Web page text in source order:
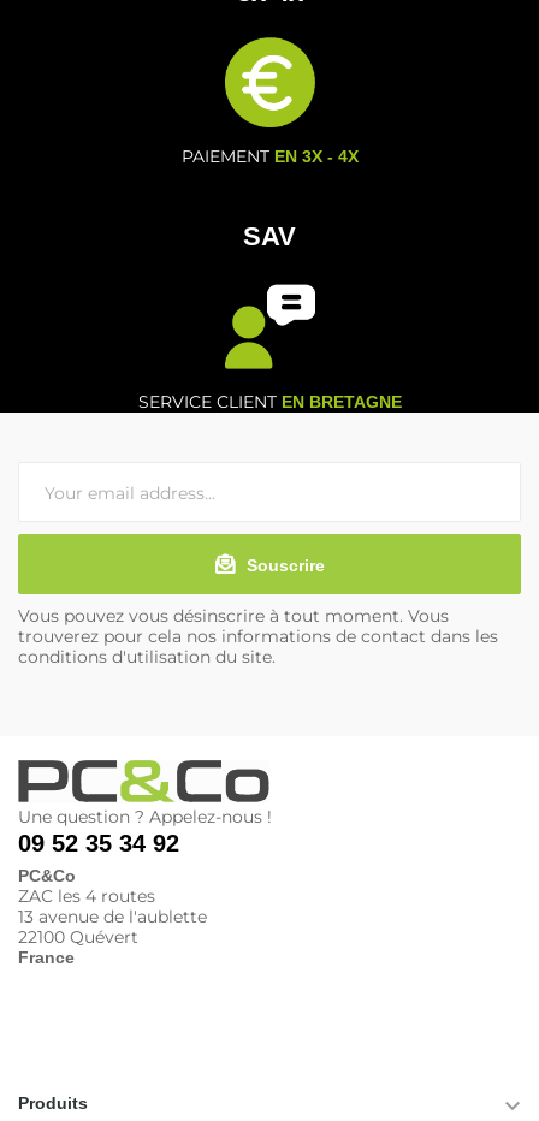
PAIEMENT EN 3X - 4X
SAV
SERVICE CLIENT EN BRETAGNE
Souscrire
Vous pouvez vous désinscrire à tout moment. Vous
trouverez pour cela nos informations de contact dans les
conditions d'utilisation du site.
Une question ? Appelez-nous !
09 52 35 34 92
PC&Co
ZAC les 4 routes
13 avenue de l'aublette
22100 Quévert
France
Produits 